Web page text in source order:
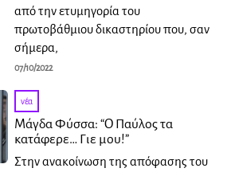
από την ετυμηγορία του
πρωτοβάθμιου δικαστηρίου που, σαν
σήμερα,
07/10/2022
νέα
Μάγδα Φύσσα: “Ο Παύλος τα
κατάφερε… Γιε μου!”
Στην ανακοίνωση της απόφασης του